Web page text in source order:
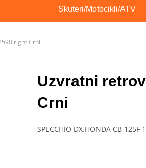
Skuteri/Motocikli/ATV
right Crni
Uzvratni
Crni
SPECCHIO DX.HONDA CB 125F